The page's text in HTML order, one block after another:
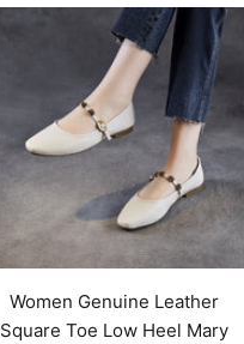
Women Genuine Leather
Square Toe Low Heel Mary